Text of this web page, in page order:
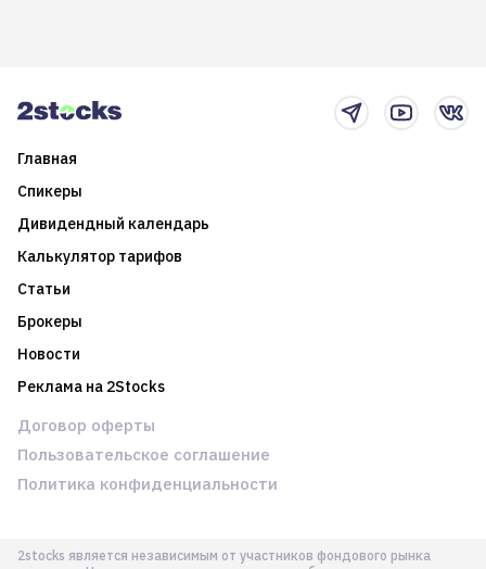
Главная
Спикеры
Дивидендный календарь
Калькулятор тарифов
Статьи
Брокеры
Новости
Реклама на 2Stocks
2stocks является независимым от участников фондового рынка
Договор оферты
Пользовательское соглашение
Политика конфиденциальности